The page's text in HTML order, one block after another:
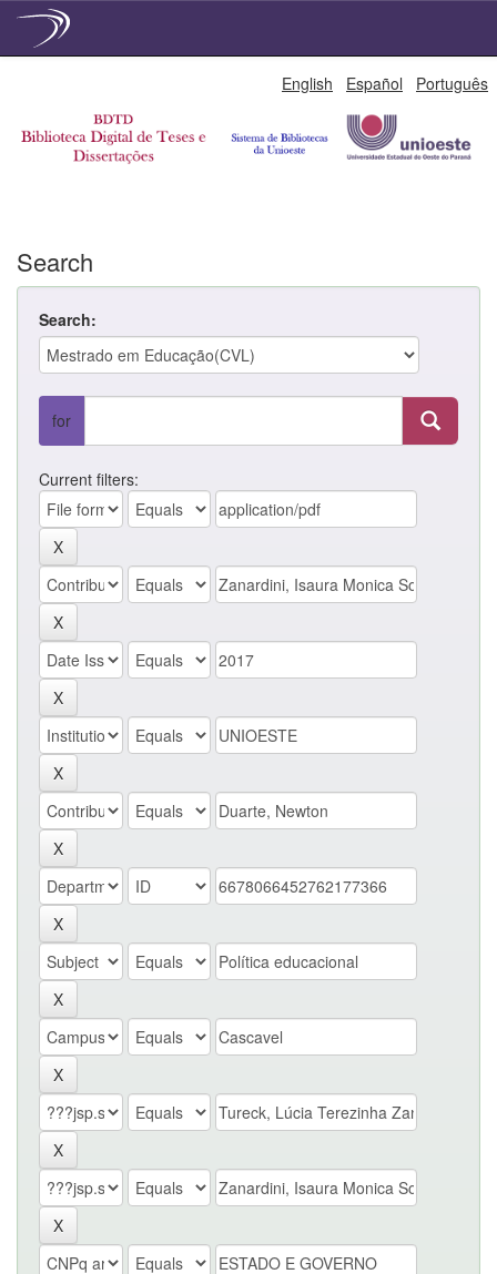
English Español Português
Search
Search:
for
Current filters: